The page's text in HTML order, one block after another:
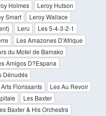
Holmes
Leroy Hutson
Smart
Leroy Wallace
Leru
Les 5-4-3-2-1
Les Amazones D'Afrique
du Motel de Bamako
Amigos D?Espana
Dénudés
Florissants
Les Au Revoir
Les Baxter
Baxter & His Orchestra